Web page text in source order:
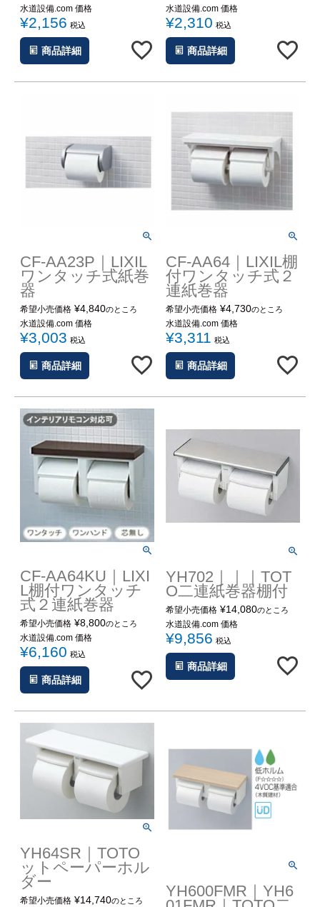
水道設備.com 価格
¥2,156 税込
商品詳細
水道設備.com 価格
¥2,310 税込
商品詳細
CF-AA23P｜LIXIL
ワンタッチ式紙巻
器
希望小売価格 ¥4,840のところ
水道設備.com 価格
¥3,003 税込
商品詳細
CF-AA64｜LIXIL棚
付ワンタッチ式２
連紙巻器
希望小売価格 ¥4,730のところ
水道設備.com 価格
¥3,311 税込
商品詳細
CF-AA64KU｜LIXI
L棚付ワンタッチ
式２連紙巻器
希望小売価格 ¥8,800のところ
水道設備.com 価格
¥6,160 税込
商品詳細
YH702｜｜｜TOT
O二連紙巻器棚付
希望小売価格 ¥14,080のところ
水道設備.com 価格
¥9,856 税込
商品詳細
YH64SR｜TOTO
ットペーパーホル
ダー
希望小売価格 ¥14,740のところ
YH600FMR｜YH6